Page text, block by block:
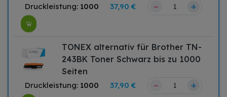
Druckleistung: 1000 37,90 € – +
TONEX alternativ für Brother TN-
243BK Toner Schwarz bis zu 1000
Seiten
Druckleistung: 1000 37,90 € – +